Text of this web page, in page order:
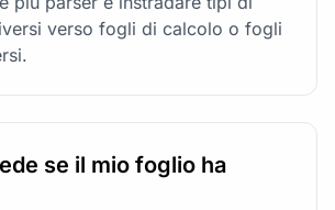
verso fogli di calcolo o fogli
se il mio foglio ha